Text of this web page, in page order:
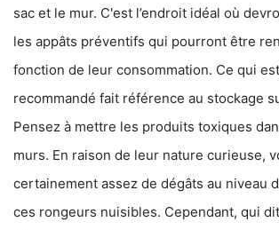
sac et le mur. C'est l’endroit idéal où
les appâts préventifs qui pourront être
fonction de leur consommation. Ce qui
recommandé fait référence au stockage
Pensez à mettre les produits toxiques
murs. En raison de leur nature curieuse,
certainement assez de dégâts au niveau
ces rongeurs nuisibles. Cependant, qui